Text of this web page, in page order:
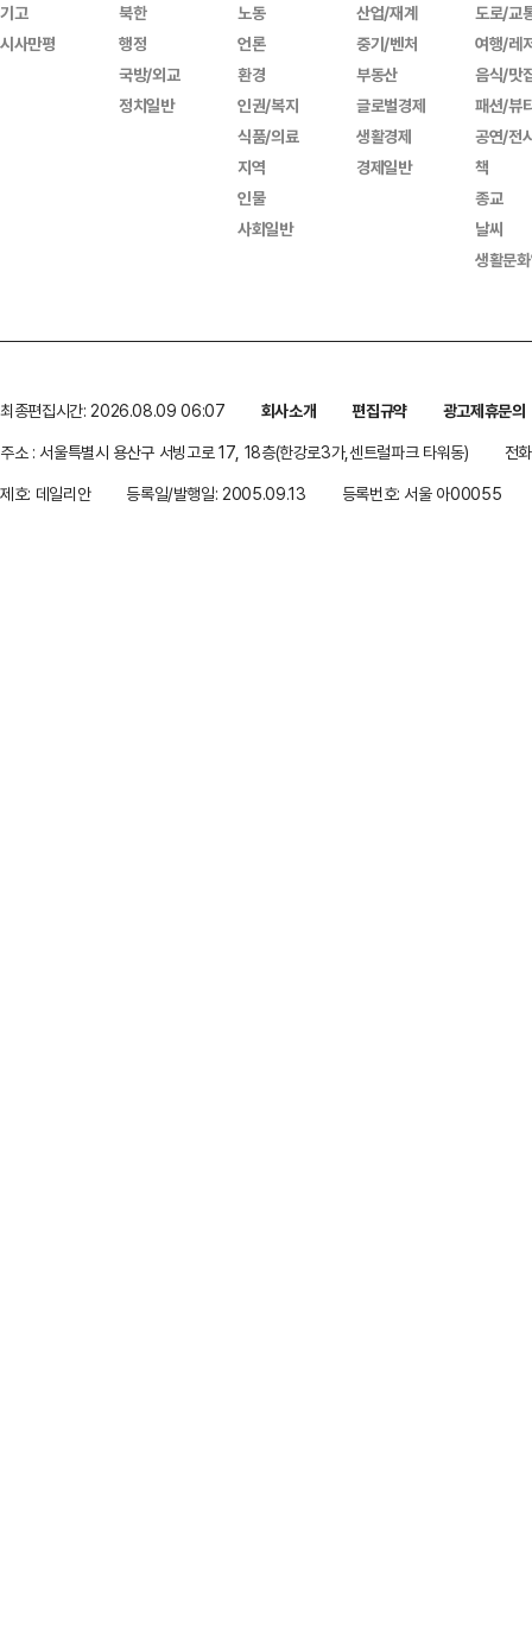
기고
시사만평
북한
행정
국방/외교
정치일반
노동
언론
환경
인권/복지
식품/의료
지역
인물
사회일반
산업/재계
중기/벤처
부동산
글로벌경제
생활경제
경제일반
도로/교
여행/레
음식/맛
패션/뷰
공연/전
책
종교
날씨
생활문
최종편집시간: 2026.08.09 06:07 회사소개 편집규약
광고제휴문의
주소 : 서울특별시 용산구 서빙고로 17, 18층(한강로3가,센트럴파크 타워동)
전
제호: 데일리안
등록일/발행일: 2005.09.13 등록번호: 서울 아00055